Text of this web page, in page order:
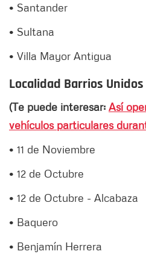
• Santander
• Sultana
• Villa Mayor Antigua
Localidad Barrios Unidos
(Te puede interesar: Así
vehículos particulares
• 11 de Noviembre
• 12 de Octubre
• 12 de Octubre - Alcabaza
• Baquero
• Benjamín Herrera